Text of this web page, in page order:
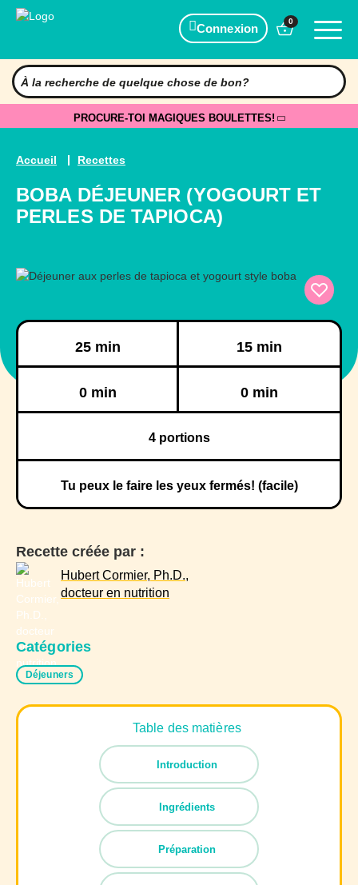
Connexion
0
PROCURE-TOI MAGIQUES BOULETTES!
Accueil Recettes
BOBA DÉJEUNER (YOGOURT ET
PERLES DE TAPIOCA)
25 min 15 min
0 min 0 min
4portions
Tu peux le faire les yeux fermés! (facile)
Recette créée par :
Hubert Cormier, Ph.D.,
docteur en nutrition
Catégories
Déjeuners
Table des matières
Introduction
Ingrédients
Préparation